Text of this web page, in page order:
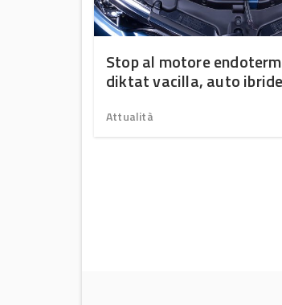
Stop al motore
diktat vacilla, auto
Attualità